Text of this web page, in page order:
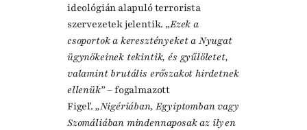
ideológián alapuló terrorista
szervezetek jelentik. „Ezek a
csoportok a keresztényeket a Nyugat
ügynökeinek tekintik, és gyűlöletet,
valamint brutális erőszakot hirdetnek
ellenük”– fogalmazott
Figeľ. „Nigériában, Egyiptomban vagy
Szomáliában mindennaposak az ilyen